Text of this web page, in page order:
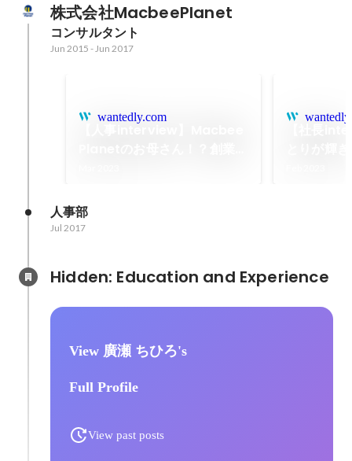
株式会社MacbeePlanet
コンサルタント
Jun 2015 - Jun 2017
wantedly.com
人事部
Jul 2017
View 廣瀬 ちひろ's
Full Profile
View past posts